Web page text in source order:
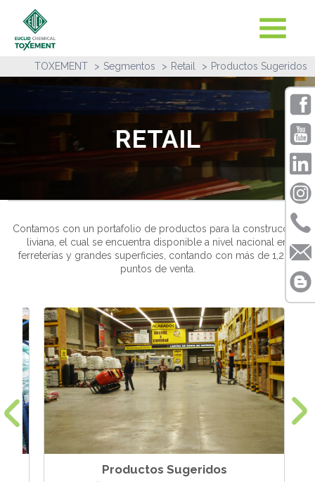
TOXEMENT Segmentos Retail Productos Sugeridos
RETAIL
Contamos con un portafolio de productos para la construcción
liviana, el cual se encuentra disponible a nivel nacional en
ferreterías y grandes superficies, contando con más de 1,200
puntos de venta.
Productos Sugeridos